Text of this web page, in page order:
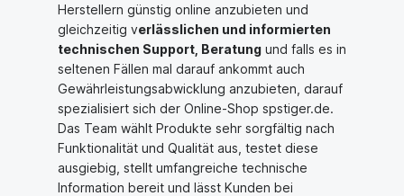
Herstellern günstig online anzubieten und
gleichzeitig verlässlichen und informierten
technischen Support, Beratung und falls es in
seltenen Fällen mal darauf ankommt auch
Gewährleistungsabwicklung anzubieten, darauf
spezialisiert sich der Online-Shop spstiger.de.
Das Team wählt Produkte sehr sorgfältig nach
Funktionalität und Qualität aus, testet diese
ausgiebig, stellt umfangreiche technische
Information bereit und lässt Kunden bei